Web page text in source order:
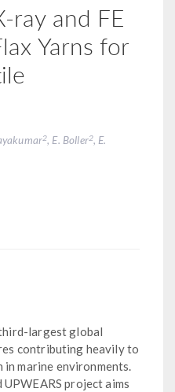
ray and FE
Yarns for
2, E. Boller2, E.
largest global
contributing heavily to
marine environments.
project aims